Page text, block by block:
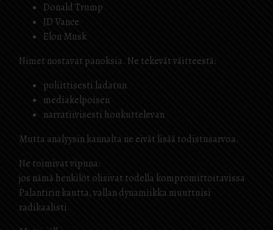
Donald Trump
JD Vance
Elon Musk
Nimet nostavat panoksia. Ne tekevät väitteestä:
poliittisesti ladatun
mediakelpoisen
narratiivisesti houkuttelevan
Mutta analyysin kannalta ne eivät lisää todistusarvoa.
Ne toimivat vipuna:
jos nämä henkilöt olisivat todella kompromittoitavissa
Palantirin kautta, vallan dynamiikka muuttuisi
radikaalisti.